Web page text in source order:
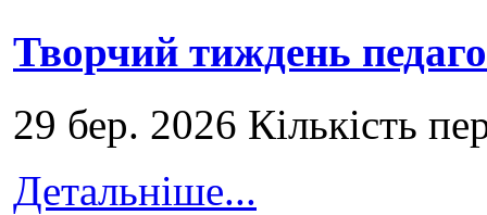
Творчий тиждень
29 бер. 2026 Кількість
Детальніше...